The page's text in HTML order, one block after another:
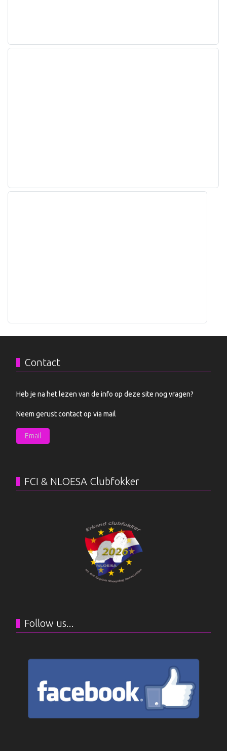
Contact
Heb je na het lezen van de info op deze site nog vragen?
Neem gerust contact op via mail
Email
FCI & NLOESA Clubfokker
Follow us...